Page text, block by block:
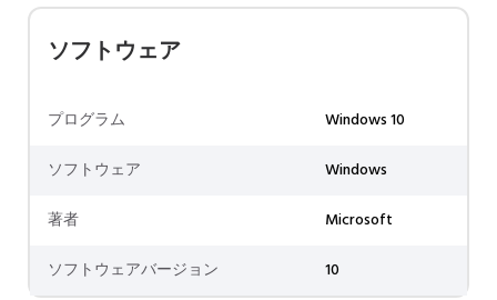
ソフトウェア
プログラム
Windows 10
ソフトウェア
Windows
著者
Microsoft
ソフトウェアバージョン
10